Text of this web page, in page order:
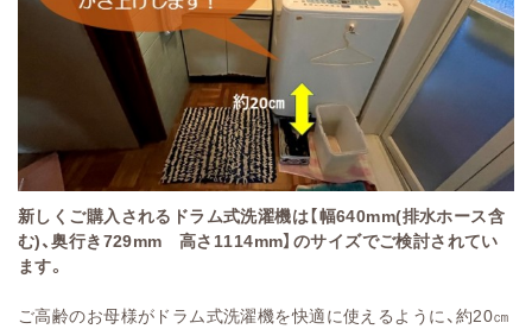
新しくご購入されるドラム式洗濯機は【幅640mm(排水ホース含
む)、奥行き729mm 高さ1114mm】のサイズでご検討されてい
ます。
ご高齢のお母様がドラム式洗濯機を快適に使えるように、約20㎝